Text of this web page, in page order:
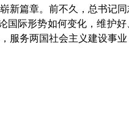
篇章。前不久，总书记
国际形势如何变化，维护
服务两国社会主义建设事